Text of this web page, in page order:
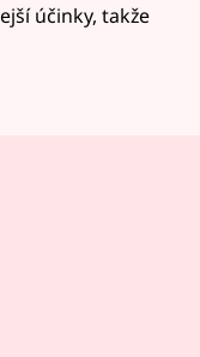
účinky, takže